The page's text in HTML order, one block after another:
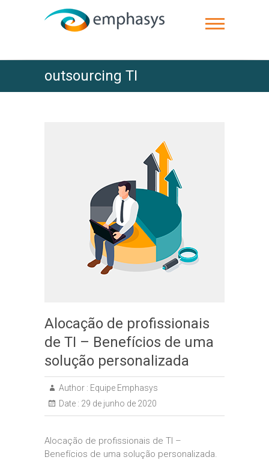
outsourcing TI
Alocação de profissionais
de TI – Benefícios de uma
solução personalizada
Author : Equipe Emphasys
Date : 29 de junho de 2020
Alocação de profissionais de TI –
Benefícios de uma solução personalizada.